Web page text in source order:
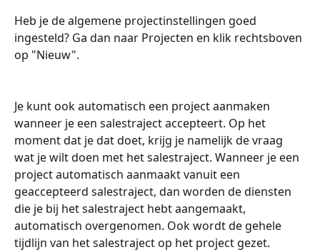
Heb je de algemene projectinstellingen goed
ingesteld? Ga dan naar Projecten en klik rechtsboven
op "Nieuw".
Je kunt ook automatisch een project aanmaken
wanneer je een salestraject accepteert. Op het
moment dat je dat doet, krijg je namelijk de vraag
wat je wilt doen met het salestraject. Wanneer je een
project automatisch aanmaakt vanuit een
geaccepteerd salestraject, dan worden de diensten
die je bij het salestraject hebt aangemaakt,
automatisch overgenomen. Ook wordt de gehele
tijdlijn van het salestraject op het project gezet.